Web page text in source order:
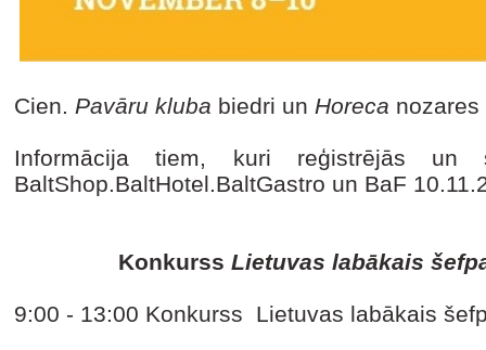
Cien. Pavāru kluba biedri un Horeca
Informācija tiem, kuri reģistrējās un
BaltShop.BaltHotel.BaltGastro un BaF
Konkurss Lietuvas labākais
9:00 - 13:00 Konkurss Lietuvas labākais